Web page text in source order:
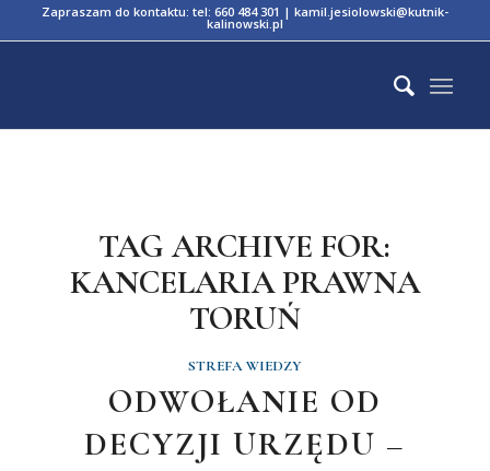
Zapraszam do kontaktu: tel: 660 484 301 | kamil.jesiolowski@kutnik-
kalinowski.pl
TAG ARCHIVE FOR:
KANCELARIA PRAWNA
TORUŃ
STREFA WIEDZY
ODWOŁANIE OD
DECYZJI URZĘDU –